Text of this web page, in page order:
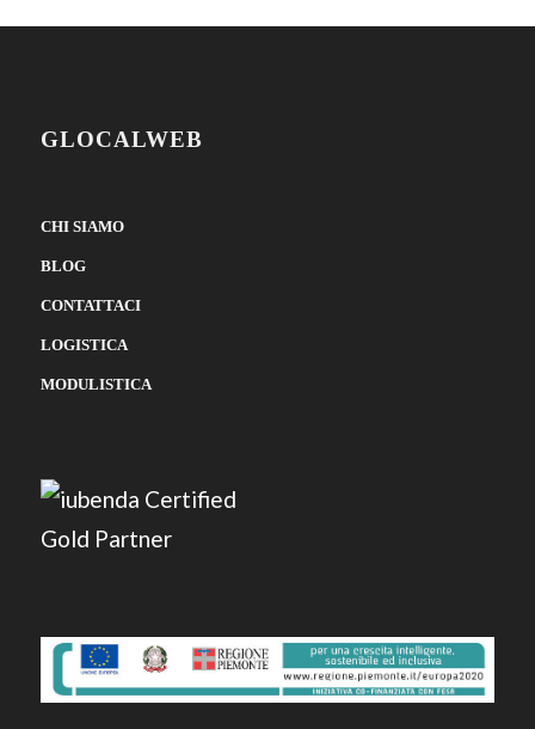
GLOCALWEB
CHI SIAMO
BLOG
CONTATTACI
LOGISTICA
MODULISTICA